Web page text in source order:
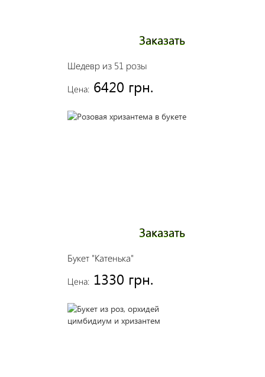
Шедевр из 51 розы
Цена: 6420 грн.
Заказать
Букет "Катенька"
Цена: 1330 грн.
Заказать